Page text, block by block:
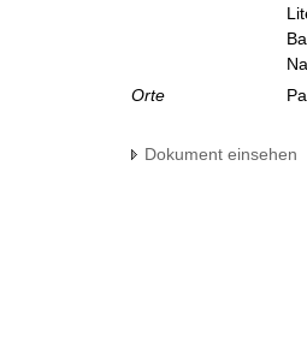
Orte
Dokument einsehen